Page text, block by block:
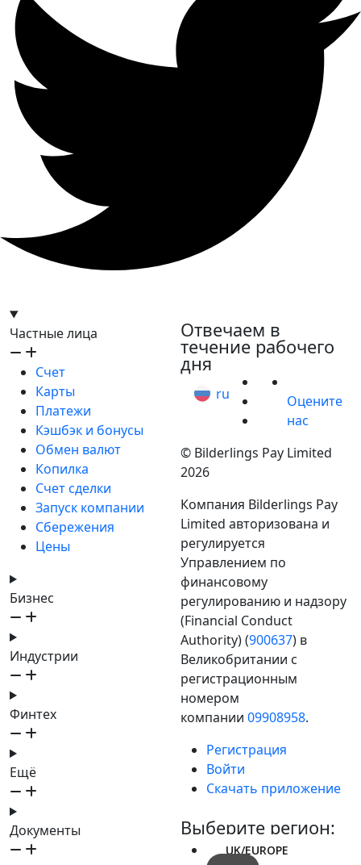
Частные лица
Счет
Карты
Платежи
Кэшбэк и бонусы
Обмен валют
Копилка
Счет сделки
Запуск компании
Сбережения
Цены
Бизнес
Индустрии
Финтех
Ещё
Документы
Отвечаем в
течение рабочего
дня
ru
Оцените
нас
© Bilderlings Pay Limited
2026
Компания Bilderlings Pay
Limited авторизована и
регулируется
Управлением по
финансовому
регулированию и надзору
(Financial Conduct
Authority) (900637) в
Великобритании с
регистрационным
номером
компании 09908958.
Регистрация
Войти
Скачать приложение
Выберите регион:
UK/EUROPE